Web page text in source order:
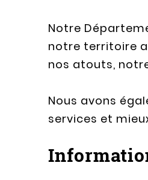
Notre
notre territoire
nos atouts,
Nous avons
services et